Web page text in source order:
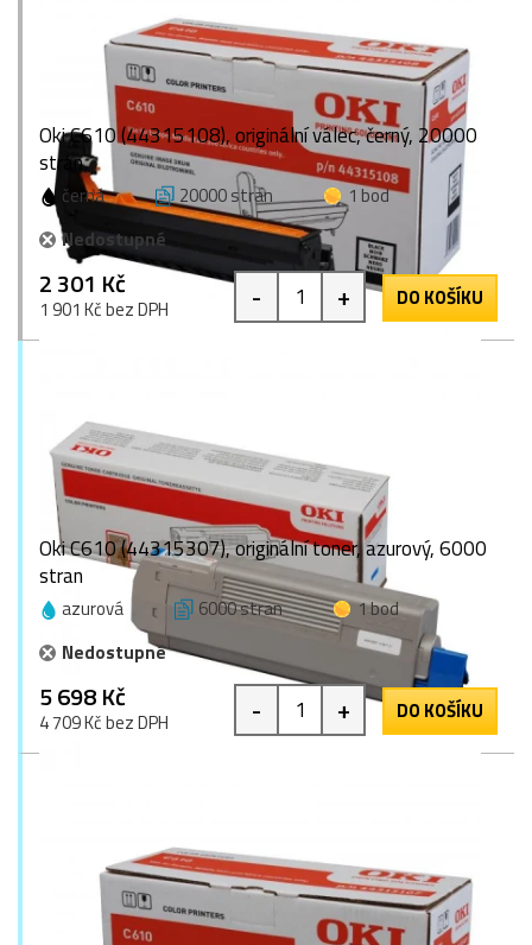
Oki C610 (44315108), originální válec, černý, 20000
stran
černá 20000 stran
1 bod
Nedostupné
2 301 Kč
1 901 Kč bez DPH - + DO KOŠÍKU
Oki C610 (44315307), originální toner, azurový, 6000
stran
azurová 6000 stran
1 bod
Nedostupné
5 698 Kč
4 709 Kč bez DPH - + DO KOŠÍKU